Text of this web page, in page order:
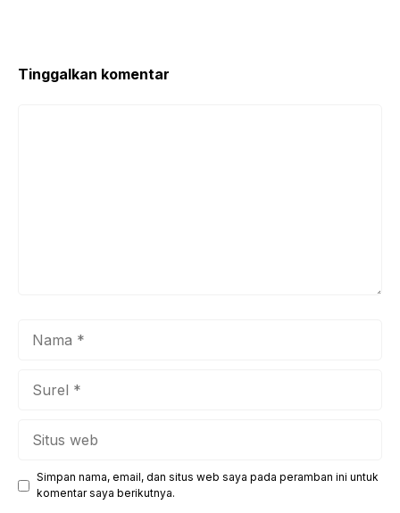
Tinggalkan komentar
Simpan nama, email, dan situs web saya pada peramban ini untuk
komentar saya berikutnya.